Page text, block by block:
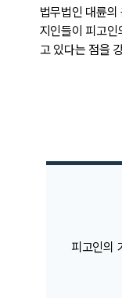
법무법인 대륜
지인들이 피고
고 있다는 점을
피고인의